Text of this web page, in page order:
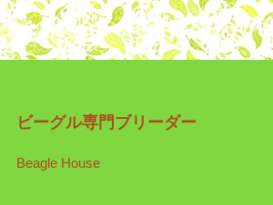
ビーグル専門ブリーダー
Beagle House